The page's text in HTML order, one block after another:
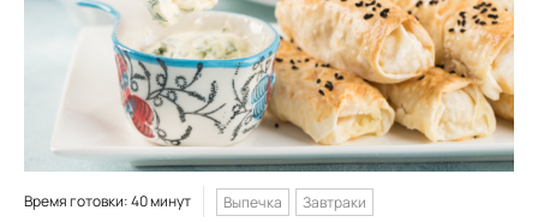
Время готовки: 40 минут Выпечка Завтраки